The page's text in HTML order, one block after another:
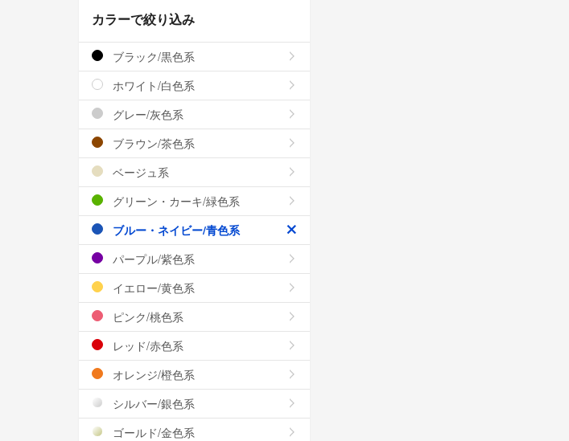
カラーで絞り込み
ブラック/黒色系
ホワイト/白色系
グレー/灰色系
ブラウン/茶色系
ベージュ系
グリーン・カーキ/緑色系
ブルー・ネイビー/青色系
パープル/紫色系
イエロー/黄色系
ピンク/桃色系
レッド/赤色系
オレンジ/橙色系
シルバー/銀色系
ゴールド/金色系